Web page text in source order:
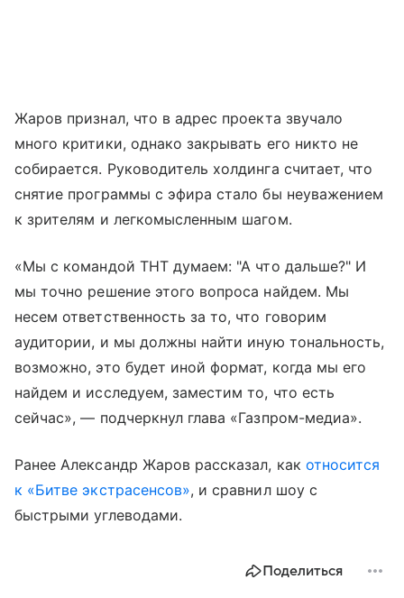
Жаров признал, что в адрес проекта звучало
много критики, однако закрывать его никто не
собирается. Руководитель холдинга считает, что
снятие программы с эфира стало бы неуважением
к зрителям и легкомысленным шагом.
«Мы с командой ТНТ думаем: "А что дальше?" И
мы точно решение этого вопроса найдем. Мы
несем ответственность за то, что говорим
аудитории, и мы должны найти иную тональность,
возможно, это будет иной формат, когда мы его
найдем и исследуем, заместим то, что есть
сейчас», — подчеркнул глава «Газпром-медиа».
Ранее Александр Жаров рассказал, как относится
к «Битве экстрасенсов», и сравнил шоу с
быстрыми углеводами.
Поделиться